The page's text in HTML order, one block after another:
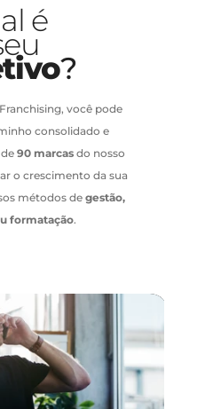
é
?
você pode
consolidado e
90 marcas do nosso
o crescimento da sua
métodos de gestão,
formatação.